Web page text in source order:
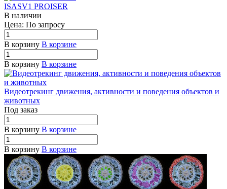
ISASV1 PROISER
В наличии
Цена: По запросу
В корзину В корзине
В корзину В корзине
Видеотрекинг движения, активности и поведения объектов и
животных
Под заказ
В корзину В корзине
В корзину В корзине